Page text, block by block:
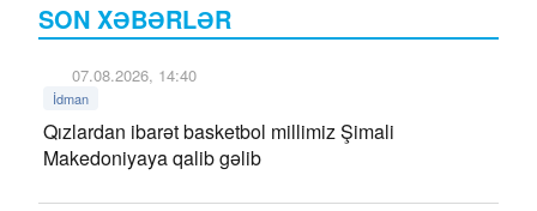
SON XƏBƏRLƏR
07.08.2026, 14:40
İdman
Qızlardan ibarət basketbol millimiz Şimali
Makedoniyaya qalib gəlib